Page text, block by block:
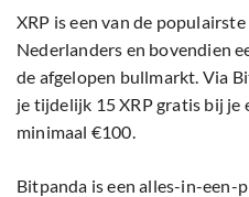
XRP is een van de
Nederlanders en bovendien
de afgelopen bullmarkt. Via
je tijdelijk 15 XRP gratis bij
minimaal €100.
Bitpanda is een alles-in-een-